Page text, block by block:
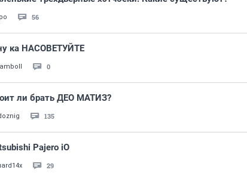
56
ка НАСОВЕТУЙТЕ
0
ли брать ДЕО МАТИЗ?
135
Pajero iO
29